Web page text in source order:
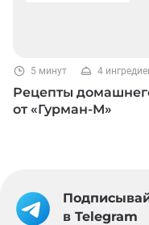
5 минут 4
Рецепты
от «Гурман-М»
в Telegram